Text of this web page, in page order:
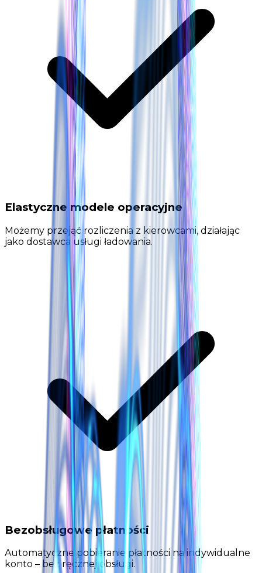
Elastyczne modele operacyjne
Możemy przejąć rozliczenia z kierowcami, działając
jako dostawca usługi ładowania.
Bezobsługowe płatności
Automatyczne pobieranie płatności na indywidualne
konto – bez ręcznej obsługi.